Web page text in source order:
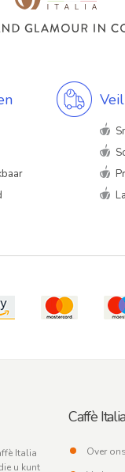
Italia
u kunt
Caffè Italia
Over ons